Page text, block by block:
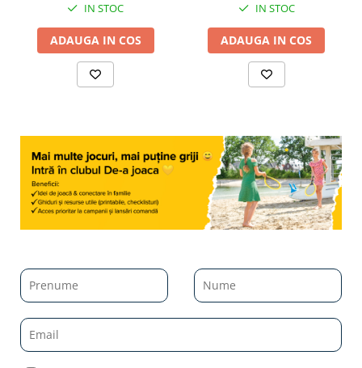
IN STOC
ADAUGA IN COS
IN STOC
ADAUGA IN COS